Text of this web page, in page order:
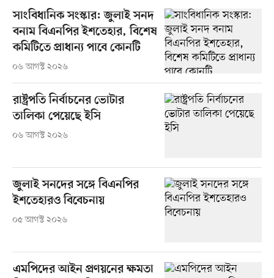
সাংবিধানিক সংস্কার: জুলাই সনদ
বনাম বিএনপির ইশতেহার, বিশেষ
কমিটিতে প্রাধান্য পাবে কোনটি
০৬ আগস্ট ২০২৬
রাষ্ট্রপতি নির্বাচনের ভোটার
তালিকা পেয়েছে ইসি
০৬ আগস্ট ২০২৬
জুলাই সনদের সঙ্গে বিএনপির
ইশতেহারও বিবেচনায়
০৫ আগস্ট ২০২৬
এমপিদের আইন প্রণয়নের ক্ষমতা